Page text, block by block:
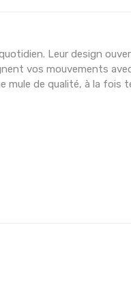
Leur design
vos mouvements
de qualité, à la fois